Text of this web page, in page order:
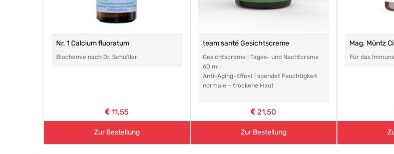
Nr. 1 Calcium fluoratum
Biochemie nach Dr. Schüßler
11,55
Zur Bestellung
team santé Gesichtscreme
Gesichtscreme | Tages- und Nachtcreme
60 ml
Anti-Aging-Effekt | spendet Feuchtigkeit
normale – trockene Haut
21,50
Zur Bestellung
Mag. Müntz
Für das